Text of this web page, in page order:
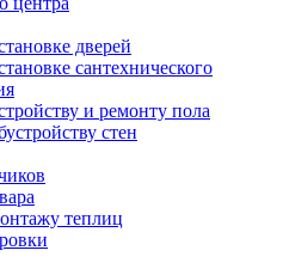
дверей
сантехнического
и ремонту пола
стен
теплиц